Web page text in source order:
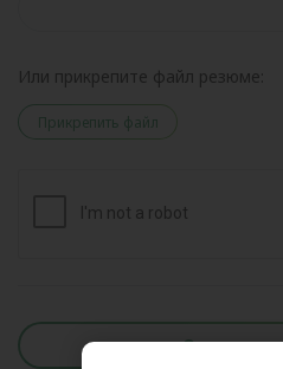
Или прикрепите файл резюме:
Прикрепить файл